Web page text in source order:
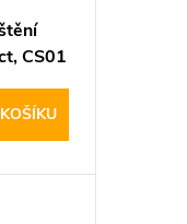
CS01